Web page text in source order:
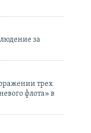
за
трех
флота» в